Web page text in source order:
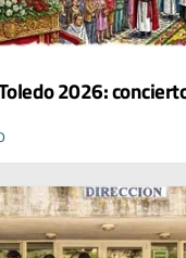
2026: